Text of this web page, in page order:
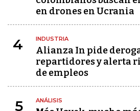
en drones en Ucrania
4 INDUSTRIA
Alianza In pide
repartidores y alerta
de empleos
5 ANÁLISIS